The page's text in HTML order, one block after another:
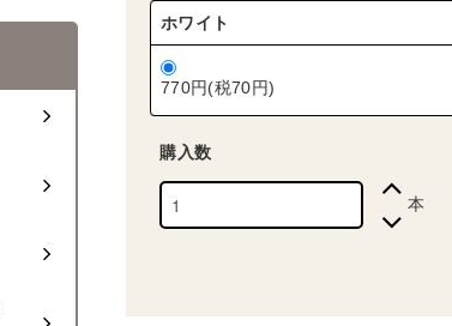
ホワイト
770円(税70円)
購入数
本